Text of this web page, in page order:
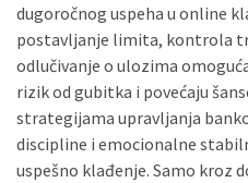
dugoročnog uspeha u online
postavljanje limita, kontrola
odlučivanje o ulozima
rizik od gubitka i povećaju
strategijama upravljanja
discipline i emocionalne
uspešno klađenje. Samo kroz